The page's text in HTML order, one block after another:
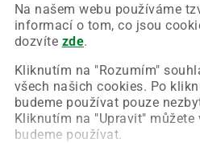
Na našem webu používáme
informací o tom, co jsou
dozvíte zde.
Kliknutím na "Rozumím"
všech našich cookies. Po
budeme používat pouze
Kliknutím na "Upravit" můžete
budeme používat.
Chyba nastala na naší
Zkuste prosím znovu načíst
Obnovit stránku